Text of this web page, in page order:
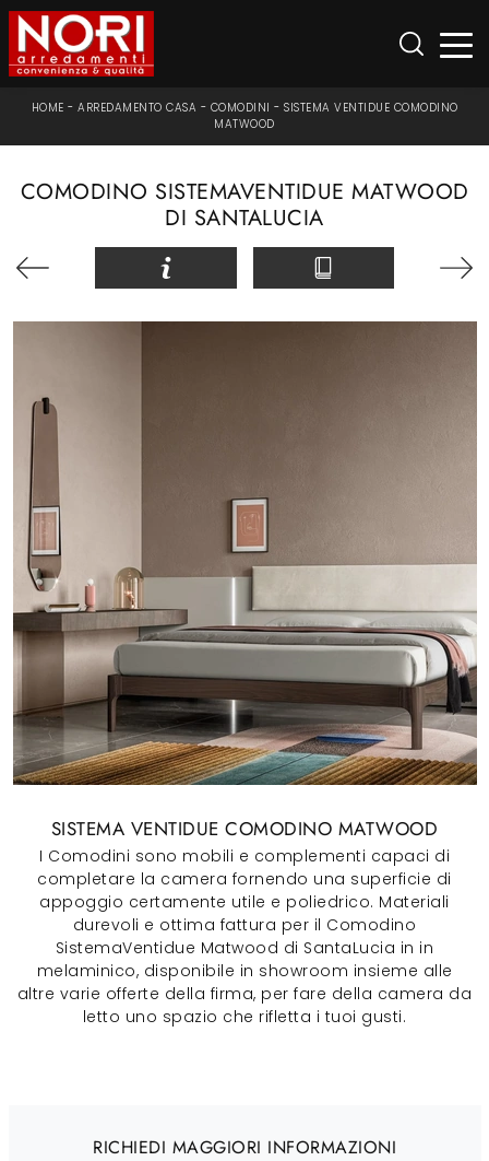
HOME - ARREDAMENTO CASA - COMODINI - SISTEMA VENTIDUE COMODINO
MATWOOD
COMODINO SISTEMAVENTIDUE MATWOOD
DI SANTALUCIA
SISTEMA VENTIDUE COMODINO MATWOOD
I Comodini sono mobili e complementi capaci di
completare la camera fornendo una superficie di
appoggio certamente utile e poliedrico. Materiali
durevoli e ottima fattura per il Comodino
SistemaVentidue Matwood di SantaLucia in in
melaminico, disponibile in showroom insieme alle
altre varie offerte della firma, per fare della camera da
letto uno spazio che rifletta i tuoi gusti.
RICHIEDI MAGGIORI INFORMAZIONI